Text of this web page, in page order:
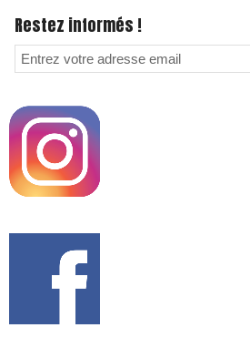
Restez informés !